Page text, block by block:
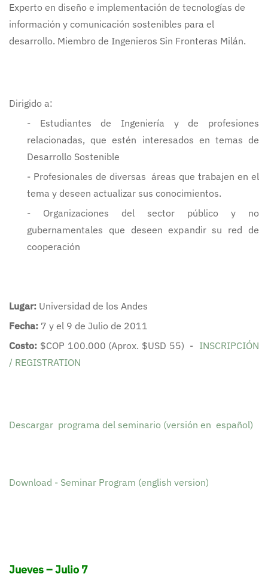
Experto en diseño e implementación de tecnologías de
información y comunicación sostenibles para el
desarrollo. Miembro de Ingenieros Sin Fronteras Milán.
Dirigido a:
- Estudiantes de Ingeniería y de profesiones
relacionadas, que estén interesados en temas de
Desarrollo Sostenible
- Profesionales de diversas áreas que trabajen en el
tema y deseen actualizar sus conocimientos.
- Organizaciones del sector público y no
gubernamentales que deseen expandir su red de
cooperación
Lugar: Universidad de los Andes
Fecha: 7 y el 9 de Julio de 2011
Costo: $COP 100.000 (Aprox. $USD 55) - INSCRIPCIÓN
/ REGISTRATION
Descargar programa del seminario (versión en español)
Download - Seminar Program (english version)
Jueves – Julio 7